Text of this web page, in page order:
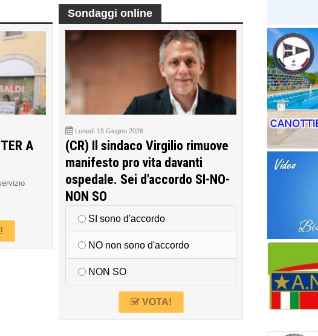
A
Sondaggi online
Lunedì 15 Giugno 2026
(CR) Il sindaco Virgilio rimuove
manifesto pro vita davanti
ospedale. Sei d'accordo SI-NO-
NON SO
SI sono d'accordo
NO non sono d'accordo
NON SO
VOTA!